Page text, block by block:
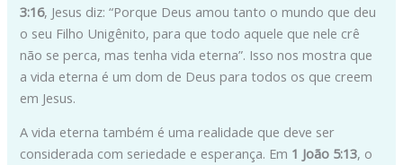
3:16, Jesus diz: “Porque Deus amou tanto o mundo que deu
o seu Filho Unigênito, para que todo aquele que nele crê
não se perca, mas tenha vida eterna”. Isso nos mostra que
a vida eterna é um dom de Deus para todos os que creem
em Jesus.
A vida eterna também é uma realidade que deve ser
considerada com seriedade e esperança. Em 1 João 5:13, o